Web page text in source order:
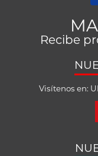
Recibe
Visítenos en: